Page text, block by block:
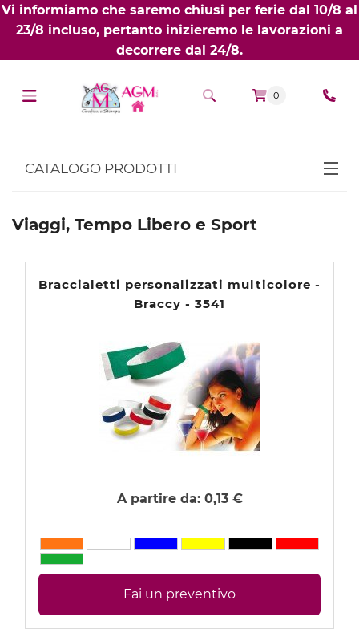
Vi informiamo che saremo chiusi per ferie dal 10/8 al
23/8 incluso, pertanto inizieremo le lavorazioni a
decorrere dal 24/8.
0
CATALOGO PRODOTTI
NOBILITATI
T-SHIRT PERSONALIZZATE
GADGET PERSONALIZZATI
Penne Personalizzate Pubblicitarie
Accendini personalizzati pubblicitari
Portachiavi personalizzati
Matite Pubblicitarie Personalizzate
Ombrelli Personalizzati e giacche per la pioggia
Notes Block e Taccuini
Zaini sacche e borse personalizzate
Accessori per computer e tecnologia
Viaggi, Tempo Libero e Sport
Braccialetti personalizzati multicolore -
Braccy - 3541
A partire da: 0,13 €
Fai un preventivo